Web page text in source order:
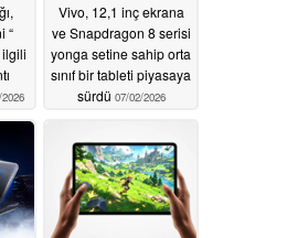
“
ilgili
Vivo, 12,1 inç ekrana
ve Snapdragon 8 serisi
yonga setine sahip orta
sınıf bir tableti piyasaya
sürdü 07/02/2026